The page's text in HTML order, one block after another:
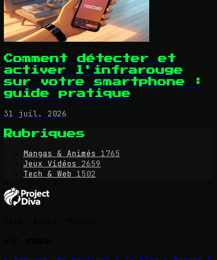
Comment détecter et
activer l'infrarouge
sur votre smartphone :
guide pratique
31 juil. 2026
Rubriques
Mangas & Animés
1765
Jeux Vidéos
2659
Tech & Web 1502